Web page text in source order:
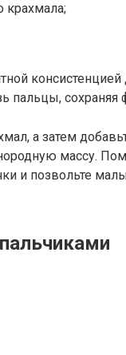
крахмала;
пальцы,
а затем
массу.
и позвольте